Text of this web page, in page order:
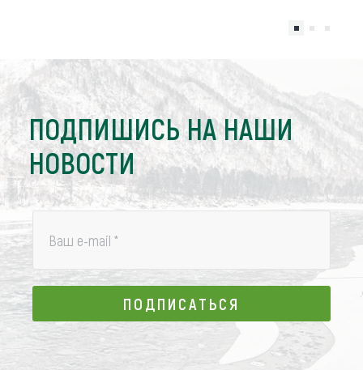
ПОДПИШИСЬ НА НАШИ
НОВОСТИ
Ваш e-mail *
ПОДПИСАТЬСЯ
ПОДПИСАТЬСЯ